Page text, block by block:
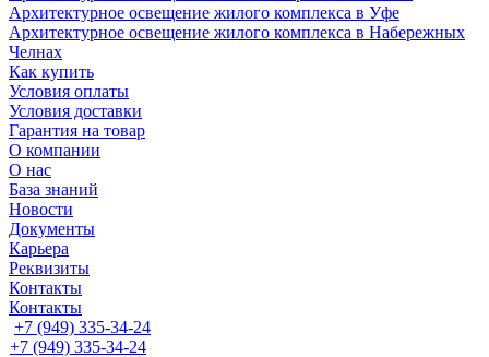
Архитектурное освещение жилого комплекса в Уфе
Архитектурное освещение жилого комплекса в Набережных
Челнах
Как купить
Условия оплаты
Условия доставки
Гарантия на товар
О компании
О нас
База знаний
Новости
Документы
Карьера
Реквизиты
Контакты
Контакты
+7 (949) 335-34-24
+7 (949) 335-34-24